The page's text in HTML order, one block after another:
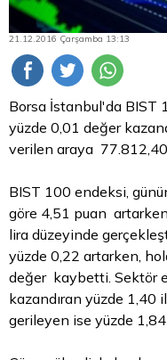
21.12.2016 Çarşamba 13:13
Borsa İstanbul'da BIST
yüzde 0,01 değer
verilen araya
BIST 100 endeksi,
göre 4,51 puan
lira düzeyinde
yüzde 0,22 artarken,
değer kaybetti. Sektör
kazandıran yüzde 1,40
gerileyen ise yüzde